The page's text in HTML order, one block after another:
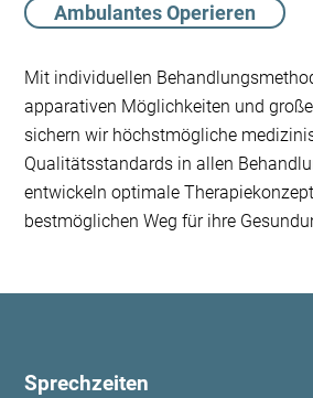
Ambulantes Operieren
Mit individuellen
apparativen Möglichkeiten und
sichern wir höchstmögliche
Qualitätsstandards in allen
entwickeln optimale
bestmöglichen Weg für ihre
Sprechzeiten